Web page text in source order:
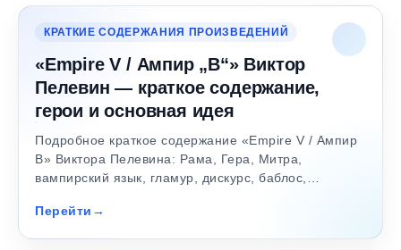
КРАТКИЕ СОДЕРЖАНИЯ ПРОИЗВЕДЕНИЙ
«Empire V / Ампир „В“» Виктор
Пелевин — краткое содержание,
герои и основная идея
Подробное краткое содержание «Empire V / Ампир
В» Виктора Пелевина: Рама, Гера, Митра,
вампирский язык, гламур, дискурс, баблос,…
Перейти